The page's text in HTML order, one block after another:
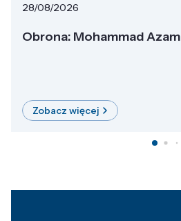
28/08/2026
Obrona: Mohammad Azam
Zobacz więcej